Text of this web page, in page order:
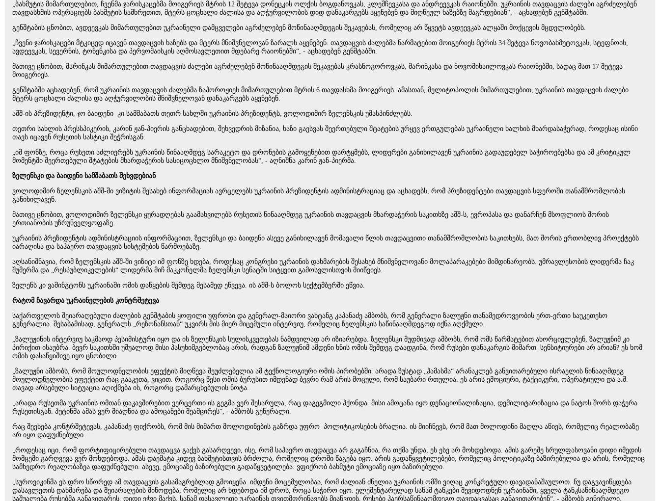
„ბახმუტის მიმართულებით, ჩვენმა ჯარისკაცებმა მოიგერიეს მტრის 12 შეტევა დონეცკის ოლქის ბოგდანოვკას, კლეშჩევკასა და ანდრეევკას რაიონებში. უკრაინის თავდაცვის ძალები აგრძელებენ
თავდასხმის ოპერაციებს ბახმუტის სამხრეთით, მტერს ცოცხალი ძალისა და აღჭურვილობის დიდ დანაკარგებს აყენებენ და მიღწეულ ხაზებზე მაგრდებიან“, - აცხადებენ გენშტაბში.
გენშტაბის ცნობით, ავდეევკას მიმართულებით უკრაინელი დამცველები აგრძელებენ მოწინააღმდეგის შეკავებას, რომელიც არ წყვეტს ავდეევკას ალყაში მოქცევის მცდელობებს.
„ჩვენი ჯარისკაცები მტკიცედ იცავენ თავდაცვის ხაზებს და მტერს მნიშვნელოვან ზარალს აყენებენ. თავდაცვის ძალებმა წარმატებით მოიგერიეს მტრის 34 შეტევა ნოვობახმუტოვკას, სტეფნოის,
ავდეევკას, სევერნის, ტონენკისა და პერვომაისკის აღმოსავლეთით მდებარე რაიონებში“, - აცხადებენ გენშტაბში.
მათივე ცნობით, მარინკას მიმართულებით თავდაცვის ძალები აგრძელებენ მოწინააღმდეგის შეკავებას კრასნოგოროვკას, მარინკასა და ნოვომიხაილოვკას რაიონებში, სადაც მათ 17 შეტევა
მოიგერიეს.
გენშტაბში აცხადებენ, რომ უკრაინის თავდაცვის ძალებმა ზაპოროჟიეს მიმართულებით მტრის 6 თავდასხმა მოიგერიეს. ამასთან, მელიტოპოლის მიმართულებით, უკრაინის თავდაცვის ძალები
მტერს ცოცხალი ძალისა და აღჭურვილობის მნიშვნელოვან დანაკარგებს აყენებენ.
აშშ-ის პრეზიდენტი, ჯო ბაიდენი კი სამშაბათს თეთრ სახლში უკრაინის პრეზიდენტს, ვოლოდიმირ ზელენსკის უმასპინძლებს.
თეთრი სახლის პრესსპიკერის, კარინ ჟან-პიერის განცხადებით, შეხვედრის მიზანია, ხაზი გაესვას შეერთებული შტატების ურყევ ერთგულებას უკრაინელი ხალხის მხარდასაჭერად, როდესაც ისინი
თავს იცავენ რუსეთის სასტიკი შეჭრისგან.
„იმ ფონზე, როცა რუსეთი აძლიერებს უკრაინის წინააღმდეგ სარაკეტო და დრონების გამოყენებით დარტყმებს, ლიდერები განიხილავენ უკრაინის გადაუდებელ საჭიროებებსა და ამ კრიტიკულ
მომენტში შეერთებული შტატების მხარდაჭერის სასიცოცხლო მნიშვნელობას“, - აღნიშნა კარინ ჟან-პიერმა.
ზელენსკი და ბაიდენი სამშაბათს შეხვდებიან
ვოლოდიმირ ზელენსკის აშშ-ში ვიზიტის შესახებ ინფორმაციას ავრცელებს უკრაინის პრეზიდენტის ადმინისტრაციაც და აცხადებს, რომ პრეზიდენტები თავდაცვის სფეროში თანამშრომლობას
განიხილავენ.
მათივე ცნობით, ვოლოდიმირ ზელენსკი ყურადღებას გაამახვილებს რუსეთის წინააღმდეგ უკრაინის თავდაცვის მხარდაჭერის საკითხზე აშშ-ს, ევროპასა და დანარჩენ მსოფლიოს შორის
ერთიანობის უზრუნველყოფაზე.
უკრაინის პრეზიდენტის ადმინისტრაციის ინფორმაციით, ზელენსკი და ბაიდენი ასევე განიხილავენ მომავალი წლის თავდაცვითი თანამშრომლობის საკითხებს, მათ შორის ერთობლივ პროექტებს
იარაღისა და საჰაერო თავდაცვის სისტემების წარმოებაზე.
აღსანიშნავია, რომ ზელენსკის აშშ-ში ვიზიტი იმ ფონზე ხდება, როდესაც კონგრესი უკრაინის დახმარების შესახებ მნიშვნელოვანი მოლაპარაკებები მიმდინარეობს. უმრავლესობის ლიდერმა ჩაკ
შუმერმა და „რესპუბლიკელების“ ლიდერმა მიჩ მაკკონელმა ზელენსკი სენატში სიტყვით გამოსვლისთვის მიიწვიეს.
ზელენს კი ვაშინგტონს უკრაინაში ომის დაწყების შემდეგ მესამედ ეწვევა. ის აშშ-ს ბოლოს სექტემბერში ეწვია.
რატომ ჩავარდა უკრაინელების კონტრშეტევა
საქართველოს შეიარაღებული ძალების გენშტაბის ყოფილი უფროსი და გენერალ-მაიორი ვახტანგ კაპანაძე ამბობს, რომ გენერალი ზალუჟნი თანამედროვეობის ერთ-ერთი საუკეთესო
გენერალია. შესაბამისად, გენერალს „რეზონანსთან“ უკვირს მის მიერ მიცემული ინტერვიუ, რომელიც ზელენსკის საწინააღმდეგოდ იქნა აღქმული.
„ზალუჟინის ინტერვიუ საკმაოდ პესიმისტური იყო და ის ზელენსკის სულისკვეთებას ნამდვილად არ იზიარებდა. ზელენსკი მუდმივად ამბობს, რომ ომს წარმატებით ახორციელებენ, ზალუჟნიმ კი
პირიქით ისაუბრა. ბევრ საკითხში უშუალოდ მისი პასუხიმგებლობაც არის, რადგან ზალუჟნიმ ამდენი ხნის ომის შემდეგ დაადგინა, რომ რუსები დანაკარგის მიმართ სენსიტიურები არ არიან? ეს ხომ
ომის დასაწყიშივე იყო ცნობილი.
„ზალუჟნი ამბობს, რომ მოულოდნელობის ეფექტის მიღწევა შეუძლებელია ამ ტექნოლოგიური ომის პირობებში. არადა ზუსტად „ჰამასმა“ არანაკლებ განვითარებული ისრაელის წინააღმდეგ
მოულოდნელობის ეფექტით რაც გააკეთა, ვიცით. როგორც წესი ომის ბურუსით იმდენად ბევრი რამ არის მოცული, რომ საუბარი რთულია. ეს არის ემოციური, ტაქტიკური, ოპერატიული და ა.შ.
თავად არსებული სიტუაცია აღიქმება ის, როგორც დამარცხებულის ნოტა.
„არადა რუსეთმა უკრაინის ომთან დაკავშირებით ვერცერთი ის გეგმა ვერ შესარულა, რაც დაგეგმილი ჰქონდა. მისი ამოცანა იყო დენაციონალიზაცია, დემილიტარიზაცია და ნატოს შორს დაჭერა
რუსეთისგან. პუტინმა ამას ვერ მიაღწია და ამოცანები შეამცირეს“, - ამბობს გენერალი.
რაც შეეხება კონტრშეტევას, კაპანაძე ფიქრობს, რომ მის მიმართ მოლოდინების გაზრდა უფრო პოლიტიკოსების ბრალია. ის მიიჩნევს, რომ მათ მოლოდინი მაღლა აწიეს, რომელიც რეალობაზე
არ იყო დაფუძნებული.
„როდესაც იცი, რომ ფორტიფიცირებული თავდაცვა გაქვს გასარღვევი, ისე, რომ საჰაერო თავდაცვა არ გაგაჩნია, რა თქმა უნდა, ეს ესე არ მოხდებოდა. ამის გარეშე სრულფასოვანი დიდი იმედის
მომცემი გარღვევა ვერ მოხდებოდა. ამას დაემატა კიდევ ბახმუტისთვის ბრძოლა, რომელიც დროში წაგება იყო. არის გადაწყვეტილებები, რომელიც პოლიტიკაზე ბაზირებულია და არის, რომელიც
სამხედრო რეალობაზეა დაფუძნებული. ასევე, ემოციაზე ბაზირებული გადაწყვეტილება. ვფიქრობ ბახმუტი ემოციაზე იყო ბაზირებული.
„სუროვიკინმა ეს დრო სწორედ ამ თავდაცვის გასამაგრებლად გმოიყენა. იმდენი მოცემულობაა, რომ ძალიან ძნელია უკრაინის ომში ვიღაც კონკრეტული დავადანაშაულოთ. ნუ დაგვავიწყდება
დასავლეთის დახმარება და შეიარაღების მიწოდება, რომელიც არ ხდებოდა იმ დროს, როცა საჭირო იყო. ელემენტარულად სანამ ტანკები შევიდოდნენ უკრაინაში, ყველა ტანკსაწინააღმდეგო
საშუალება რუსებმა განავითარეს. დიდი ეჭვი მაქვს, სანამ დასავლეთი უკრაინას თვითმფრინავებს მიაწვდის, რუსები ჰაერსაწინააღმდეგო თავდაცვასაც განავითარებენ“, - ამბობს გენერალი.